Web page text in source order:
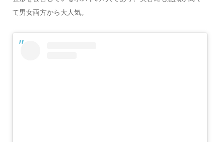
て男女両方から大人気。